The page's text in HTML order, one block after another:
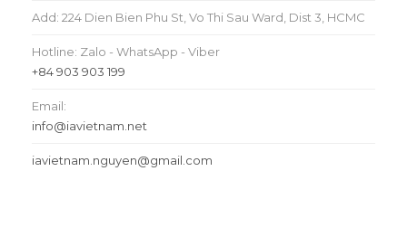
Add: 224 Dien Bien Phu St, Vo Thi Sau Ward, Dist 3, HCMC
Hotline: Zalo - WhatsApp - Viber
+84 903 903 199
Email:
info@iavietnam.net
iavietnam.nguyen@gmail.com